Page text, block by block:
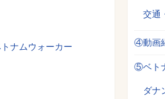
ナムウォーカー
交通
④動画
⑤ベト
ダナ